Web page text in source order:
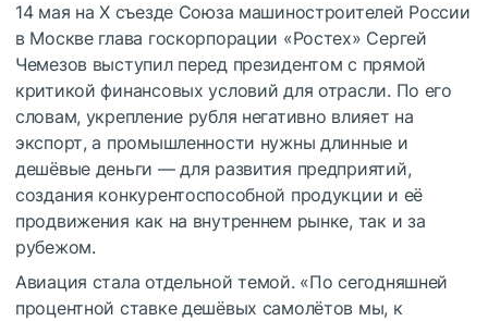
14 мая на X съезде Союза машиностроителей России
в Москве глава госкорпорации «Ростех» Сергей
Чемезов выступил перед президентом с прямой
критикой финансовых условий для отрасли. По его
словам, укрепление рубля негативно влияет на
экспорт, а промышленности нужны длинные и
дешёвые деньги — для развития предприятий,
создания конкурентоспособной продукции и её
продвижения как на внутреннем рынке, так и за
рубежом.
Авиация стала отдельной темой. «По сегодняшней
процентной ставке дешёвых самолётов мы, к